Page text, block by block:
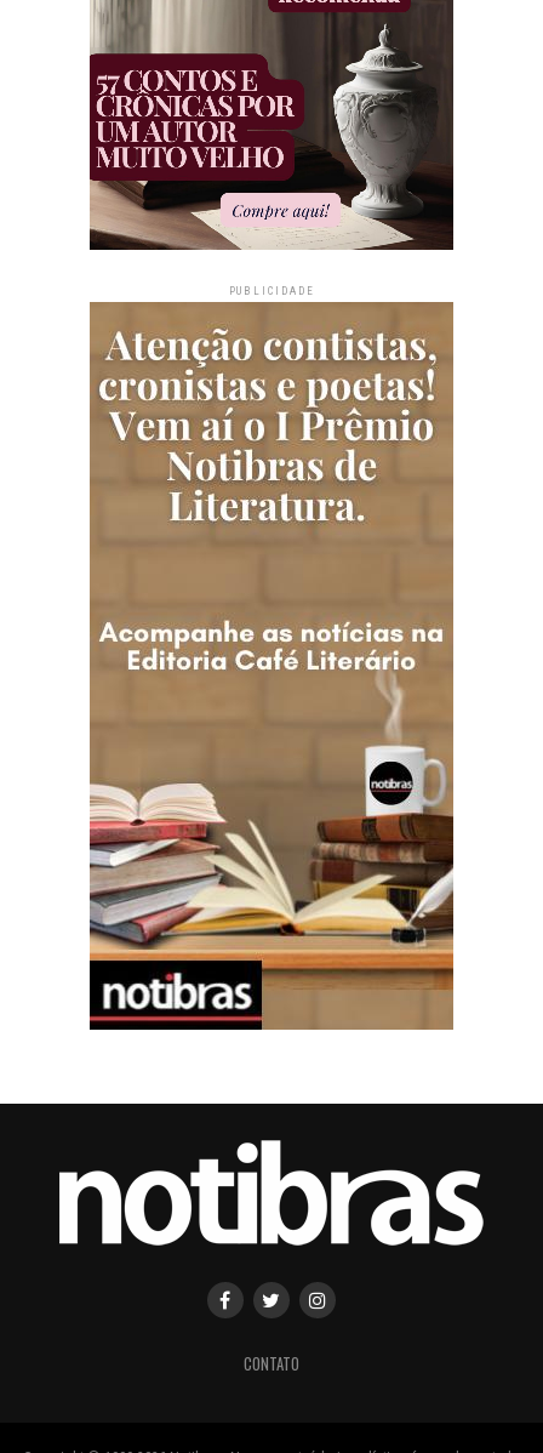
PUBLICIDADE
CONTATO